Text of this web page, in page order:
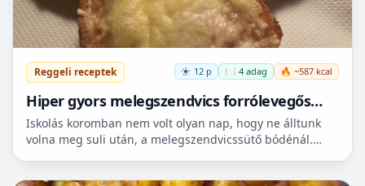
Reggeli receptek 12 p 🍽️ 4 adag 🔥 ~587 kcal
Hiper gyors melegszendvics forrólevegős
sütőbe
Iskolás koromban nem volt olyan nap, hogy ne álltunk
volna meg suli után, a melegszendvicssütő bódénál.